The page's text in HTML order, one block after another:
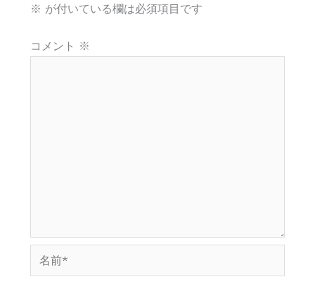
※ が付いている欄は必須項目です
コメント ※
前